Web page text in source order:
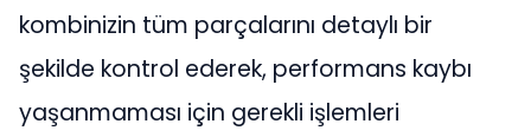
kombinizin tüm parçalarını detaylı bir
şekilde kontrol ederek, performans kaybı
yaşanmaması için gerekli işlemleri